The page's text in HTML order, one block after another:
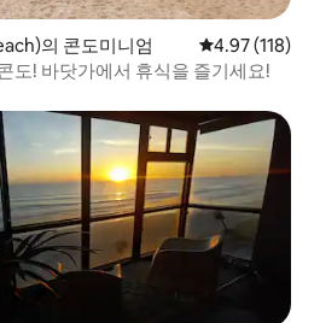
의 콘도미니엄 평점 4.97점(5
4.97 (118)
도! 바닷가에서 휴식을 즐기세요!